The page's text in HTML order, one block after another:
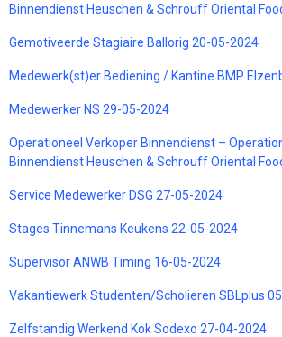
Binnendienst Heuschen & Schrouff Oriental
Gemotiveerde Stagiaire Ballorig 20-05-2024
Medewerk(st)er Bediening / Kantine BMP
Medewerker NS 29-05-2024
Operationeel Verkoper Binnendienst –
Binnendienst Heuschen & Schrouff Oriental
Service Medewerker DSG 27-05-2024
Stages Tinnemans Keukens 22-05-2024
Supervisor ANWB Timing 16-05-2024
Vakantiewerk Studenten/Scholieren SBLplus
Zelfstandig Werkend Kok Sodexo 27-04-2024